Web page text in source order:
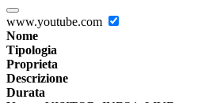
www.youtube.com
Nome
Tipologia
Proprieta
Descrizione
Durata